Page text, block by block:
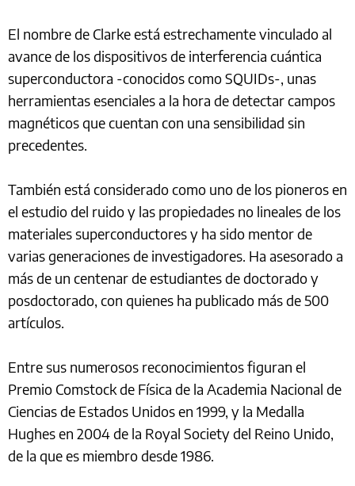
El nombre de Clarke está estrechamente vinculado al
avance de los dispositivos de interferencia cuántica
superconductora -conocidos como SQUIDs-, unas
herramientas esenciales a la hora de detectar campos
magnéticos que cuentan con una sensibilidad sin
precedentes.
También está considerado como uno de los pioneros en
el estudio del ruido y las propiedades no lineales de los
materiales superconductores y ha sido mentor de
varias generaciones de investigadores. Ha asesorado a
más de un centenar de estudiantes de doctorado y
posdoctorado, con quienes ha publicado más de 500
artículos.
Entre sus numerosos reconocimientos figuran el
Premio Comstock de Física de la Academia Nacional de
Ciencias de Estados Unidos en 1999, y la Medalla
Hughes en 2004 de la Royal Society del Reino Unido,
de la que es miembro desde 1986.